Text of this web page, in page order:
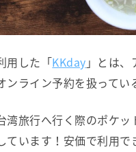
用した「KKday 」とは
ンライン予約を扱ってい
湾旅行へ行く際のポケ
ています！安価で利用